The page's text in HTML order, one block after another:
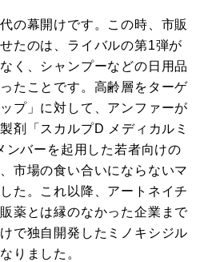
の幕開けです。この時、市販
たのは、ライバルの第1弾が
く、シャンプーなどの日用品
たことです。高齢層をターゲ
プ」に対して、アンファーが
剤「スカルプD メディカルミ
ンバーを起用した若者向けの
市場の食い合いにならないマ
た。これ以降、アートネイチ
薬とは縁のなかった企業まで
で独自開発したミノキシジル
りました。